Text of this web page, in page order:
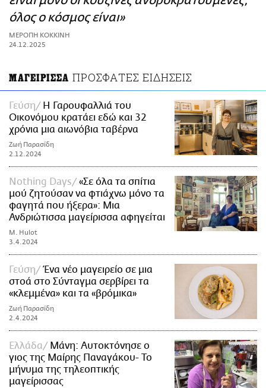
ΑΜΠΑ
PRINT
όλος ο κόσμος είναι»
ΜΕΡΟΠΗ ΚΟΚΚΙΝΗ
24.12.2025
ΜΑΓΕΙΡΙΣΣΑ ΠΡΟΣΦΑΤΕΣ ΕΙΔΗΣΕΙΣ
Γεύση
H Γαρουφαλλιά του
Οικονόμου κρατάει εδώ και 32
χρόνια μια αιωνόβια ταβέρνα
Ζωή Παρασίδη
2.12.2024
Nothing Days
«Σε όλα τα σπίτια
μού ζητούσαν να φτιάχνω μόνο τα
φαγητά που ήξερα»: Μια
Ανδριώτισσα μαγείρισσα αφηγείται
M. Hulot
3.4.2024
Γεύση
Ένα νέο μαγειρείο σε μια
στοά στο Σύνταγμα σερβίρει τα
«κλεμμένα» και τα «βρόμικα»
Ζωή Παρασίδη
2.4.2024
Ελλάδα
Μάνη: Αυτοκτόνησε ο
γιος της Μαίρης Παναγάκου- Το
μήνυμα της τηλεοπτικής
μαγείρισσας